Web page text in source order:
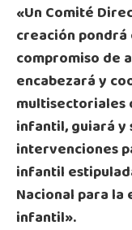
«Un Comité
creación pondrá
compromiso de
encabezará y
multisectoriales
infantil, guiará y
intervenciones
infantil
Nacional para
infantil».